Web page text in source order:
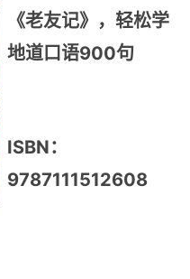
《老友记》，轻松学
地道口语900句
ISBN：
9787111512608